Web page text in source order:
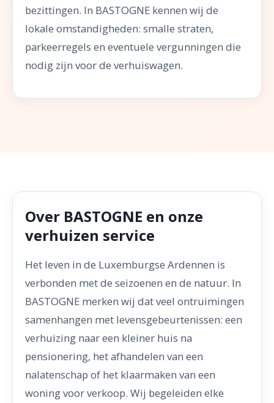
bezittingen. In BASTOGNE kennen wij de
lokale omstandigheden: smalle straten,
parkeerregels en eventuele vergunningen die
nodig zijn voor de verhuiswagen.
Over BASTOGNE en onze
verhuizen service
Het leven in de Luxemburgse Ardennen is
verbonden met de seizoenen en de natuur. In
BASTOGNE merken wij dat veel ontruimingen
samenhangen met levensgebeurtenissen: een
verhuizing naar een kleiner huis na
pensionering, het afhandelen van een
nalatenschap of het klaarmaken van een
woning voor verkoop. Wij begeleiden elke